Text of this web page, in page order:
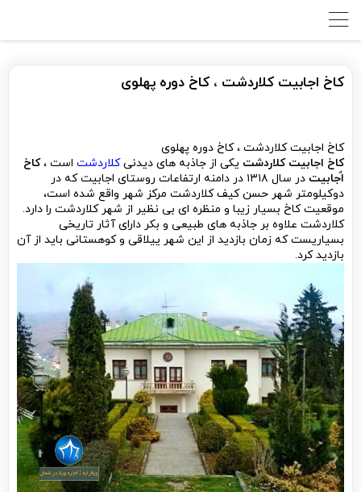
کاخ اجابیت کلاردشت ، کاخ دوره پهلوی
کاخ اجابیت کلاردشت ، کاخ دوره پهلوی
کاخ اجابیت کلاردشت یکی از جاذبه های دیدنیکلاردشت است ،کاخ
اجابیت
در سال ۱۳۱۸ در دامنه ارتفاعات روستای اجابیت که در
دوکیلومتر شهر حسن کیف کلاردشت مرکز شهر واقع شده است،
موقعیت کاخ بسیار زیبا و منظره ای بی نظیر از شهر کلاردشت را دارد.
کلاردشت علاوه بر جاذبه های طبیعی و بکر دارای آثار تاریخی
بسیاریست که زمان بازدید از این شهر ییلاقی و کوهستانی باید از آن
بازدید کرد.